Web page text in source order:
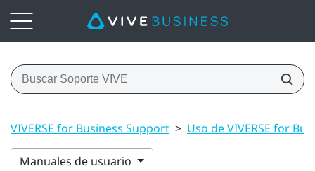
VIVERSE for Business Support > Uso de VIVERSE for
Manuales de usuario